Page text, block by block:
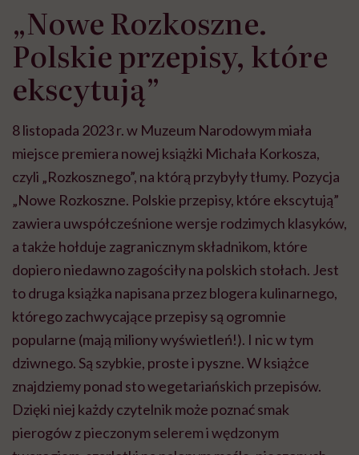
„Nowe Rozkoszne.
Polskie przepisy, które
ekscytują”
8 listopada 2023 r. w Muzeum Narodowym miała
miejsce premiera nowej książki Michała Korkosza,
czyli „Rozkosznego”, na którą przybyły tłumy. Pozycja
„Nowe Rozkoszne. Polskie przepisy, które ekscytują”
zawiera uwspółcześnione wersje rodzimych klasyków,
a także hołduje zagranicznym składnikom, które
dopiero niedawno zagościły na polskich stołach. Jest
to druga książka napisana przez blogera kulinarnego,
którego zachwycające przepisy są ogromnie
popularne (mają miliony wyświetleń!). I nic w tym
dziwnego. Są szybkie, proste i pyszne. W książce
znajdziemy ponad sto wegetariańskich przepisów.
Dzięki niej każdy czytelnik może poznać smak
pierogów z pieczonym selerem i wędzonym